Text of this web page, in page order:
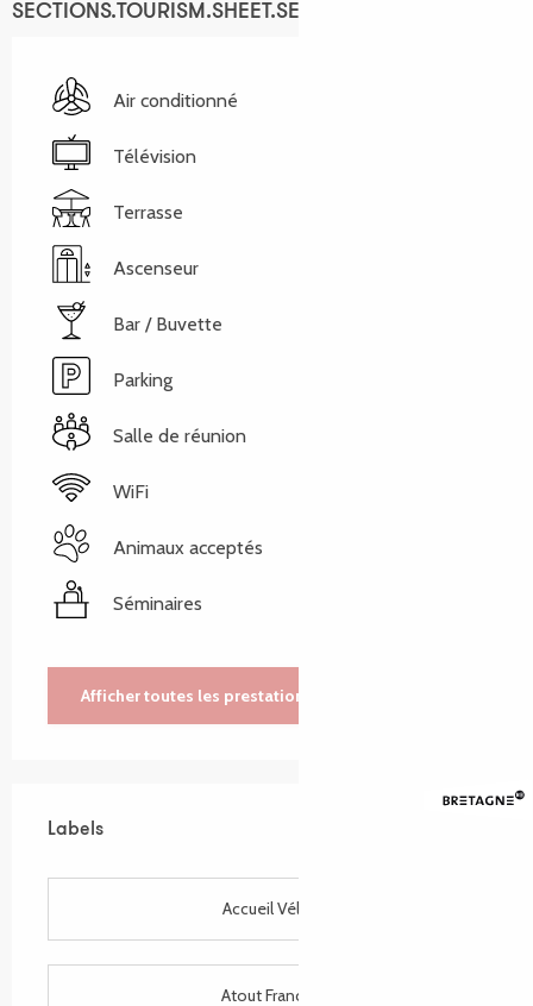
SECTIONS.TOURISM.SHEET.SERVICES
Air conditionné
Télévision
Terrasse
Ascenseur
Bar / Buvette
Parking
Salle de réunion
WiFi
Animaux acceptés
Séminaires
Afficher toutes les prestations
Labels
Labels
Accueil Vélo
Atout France